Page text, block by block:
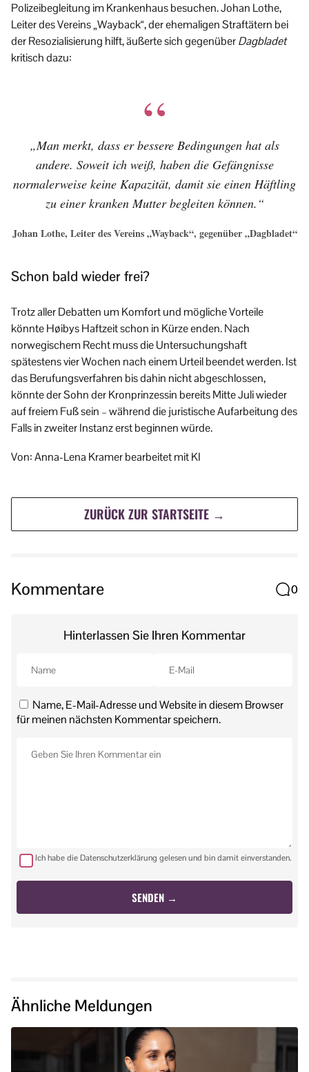
Polizeibegleitung im Krankenhaus besuchen. Johan Lothe,
Leiter des Vereins „Wayback“, der ehemaligen Straftätern bei
der Resozialisierung hilft, äußerte sich gegenüberDagbladet
kritisch dazu:
„Man merkt, dass er bessere Bedingungen hat als
andere. Soweit ich weiß, haben die Gefängnisse
normalerweise keine Kapazität, damit sie einen Häftling
zu einer kranken Mutter begleiten können.“
Johan Lothe, Leiter des Vereins „Wayback“, gegenüber „Dagbladet“
Schon bald wieder frei?
Trotz aller Debatten um Komfort und mögliche Vorteile
könnte Høibys Haftzeit schon in Kürze enden. Nach
norwegischem Recht muss die Untersuchungshaft
spätestens vier Wochen nach einem Urteil beendet werden. Ist
das Berufungsverfahren bis dahin nicht abgeschlossen,
könnte der Sohn der Kronprinzessin bereits Mitte Juli wieder
auf freiem Fuß sein – während die juristische Aufarbeitung des
Falls in zweiter Instanz erst beginnen würde.
Von: Anna-Lena Kramer bearbeitet mit KI
ZURÜCK ZUR STARTSEITE →
Kommentare 0
Hinterlassen Sie Ihren Kommentar
Name, E-Mail-Adresse und Website in diesem Browser
für meinen nächsten Kommentar speichern.
Ich habe die Datenschutzerklärung gelesen und bin damit einverstanden.
Ähnliche Meldungen